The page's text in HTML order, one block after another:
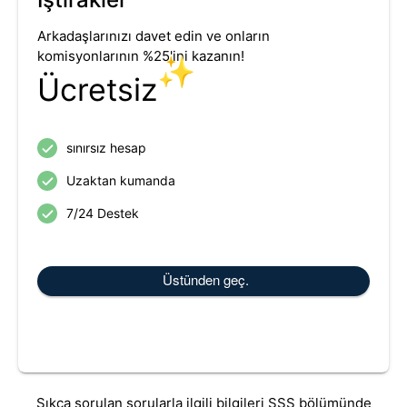
Arkadaşlarınızı davet edin ve onların
komisyonlarının %25'ini kazanın!
Ücretsiz✨
sınırsız hesap
Uzaktan kumanda
7/24 Destek
Üstünden geç.
Sıkça sorulan sorularla ilgili bilgileri SSS bölümünde